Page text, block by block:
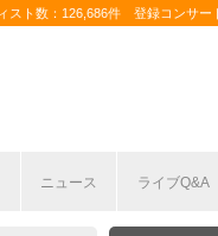
スト数：126,686件 登録コンサ
ニュース ライブQ&A